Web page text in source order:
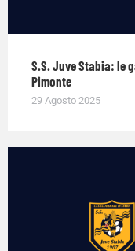
S.S. Juve Stabia: le
Pimonte
29 Agosto 2025